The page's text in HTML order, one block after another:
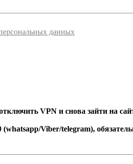
данных
VPN и снова зайти на
Viber/telegram),